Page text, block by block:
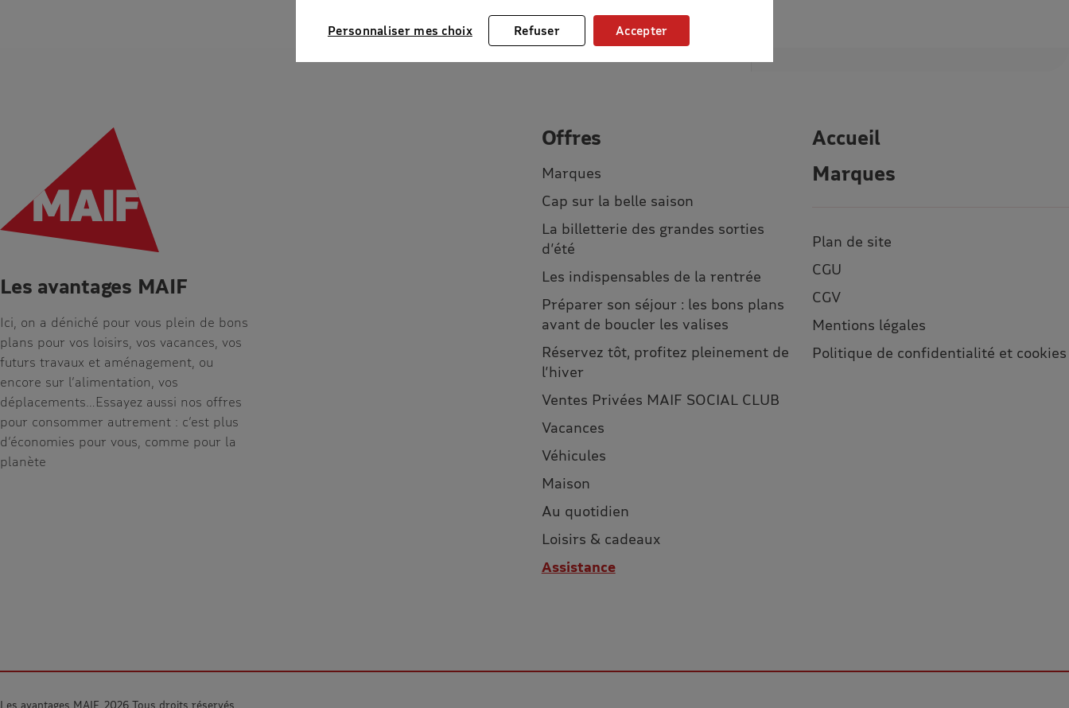
Les avantages MAIF
Ici, on a déniché pour vous plein de bons
plans pour vos loisirs, vos vacances, vos
futurs travaux et aménagement, ou
encore sur l’alimentation, vos
déplacements…Essayez aussi nos offres
pour consommer autrement : c’est plus
d’économies pour vous, comme pour la
planète
Offres
Marques
Cap sur la belle saison
La billetterie des grandes sorties
d’été
Les indispensables de la rentrée
Préparer son séjour : les bons plans
avant de boucler les valises
Réservez tôt, profitez pleinement de
l’hiver
Ventes Privées MAIF SOCIAL CLUB
Vacances
Véhicules
Maison
Au quotidien
Loisirs & cadeaux
Assistance
Accueil
Marques
Plan de site
CGU
CGV
Mentions légales
Politique de confidentialité et cookies
Les avantages MAIF, 2026 Tous droits réservés
Personnaliser mes choix Refuser Accepter